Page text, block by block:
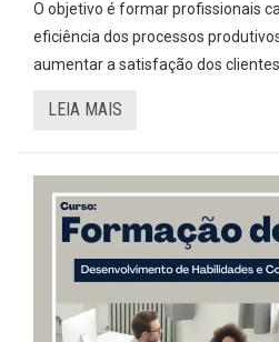
O objetivo é formar profissionais
eficiência dos processos
aumentar a satisfação dos clientes.
LEIA MAIS